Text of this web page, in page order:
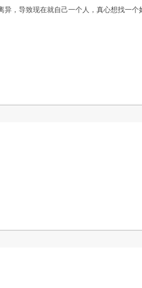
，导致现在就自己一个人，真心想找一个